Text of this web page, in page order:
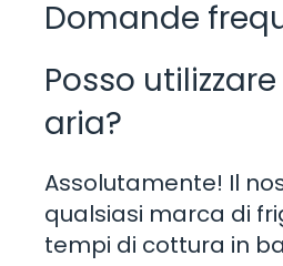
Domande
Posso
aria?
Assolutamente! Il
qualsiasi marca di
tempi di cottura in